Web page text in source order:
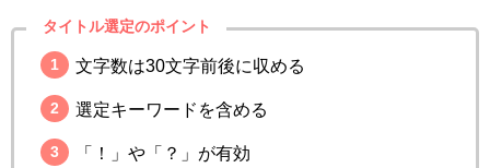
タイトル選定のポイント
文字数は30文字前後に収める
選定キーワードを含める
「！」や「？」が有効